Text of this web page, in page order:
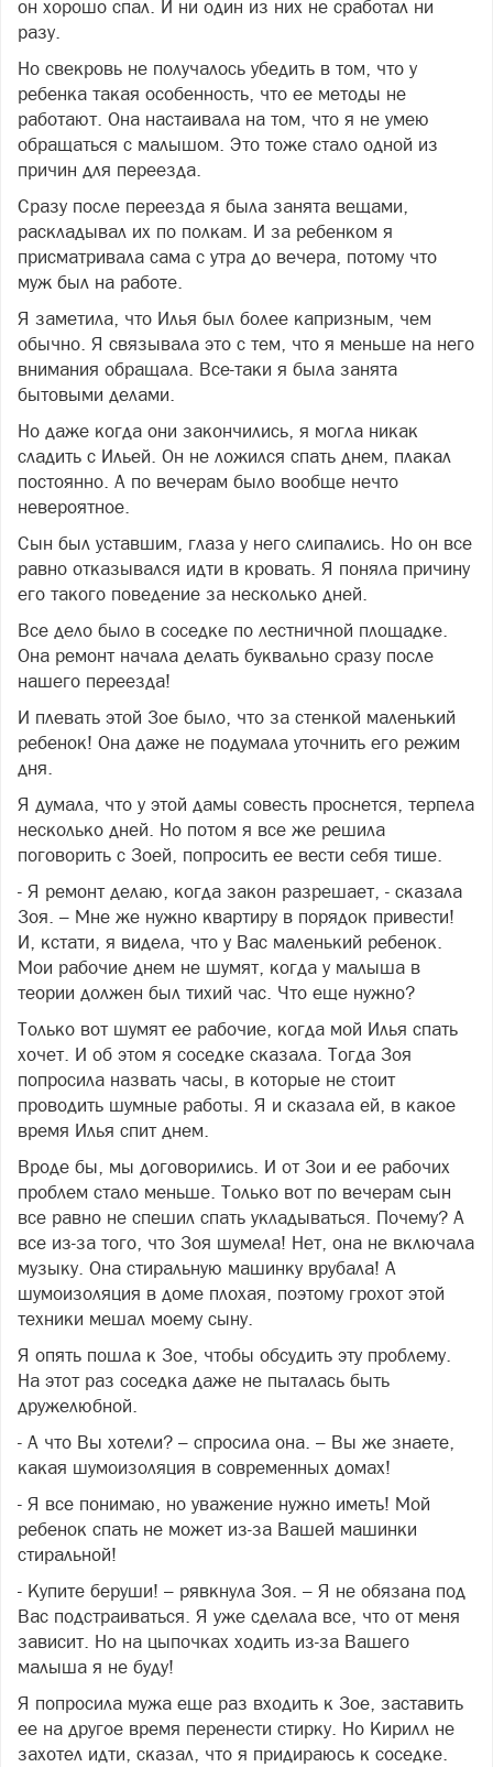
он хорошо спал. И ни один из них не сработал ни
разу.
Но свекровь не получалось убедить в том, что у
ребенка такая особенность, что ее методы не
работают. Она настаивала на том, что я не умею
обращаться с малышом. Это тоже стало одной из
причин для переезда.
Сразу после переезда я была занята вещами,
раскладывал их по полкам. И за ребенком я
присматривала сама с утра до вечера, потому что
муж был на работе.
Я заметила, что Илья был более капризным, чем
обычно. Я связывала это с тем, что я меньше на него
внимания обращала. Все-таки я была занята
бытовыми делами.
Но даже когда они закончились, я могла никак
сладить с Ильей. Он не ложился спать днем, плакал
постоянно. А по вечерам было вообще нечто
невероятное.
Сын был уставшим, глаза у него слипались. Но он все
равно отказывался идти в кровать. Я поняла причину
его такого поведение за несколько дней.
Все дело было в соседке по лестничной площадке.
Она ремонт начала делать буквально сразу после
нашего переезда!
И плевать этой Зое было, что за стенкой маленький
ребенок! Она даже не подумала уточнить его режим
дня.
Я думала, что у этой дамы совесть проснется, терпела
несколько дней. Но потом я все же решила
поговорить с Зоей, попросить ее вести себя тише.
- Я ремонт делаю, когда закон разрешает, - сказала
Зоя. – Мне же нужно квартиру в порядок привести!
И, кстати, я видела, что у Вас маленький ребенок.
Мои рабочие днем не шумят, когда у малыша в
теории должен был тихий час. Что еще нужно?
Только вот шумят ее рабочие, когда мой Илья спать
хочет. И об этом я соседке сказала. Тогда Зоя
попросила назвать часы, в которые не стоит
проводить шумные работы. Я и сказала ей, в какое
время Илья спит днем.
Вроде бы, мы договорились. И от Зои и ее рабочих
проблем стало меньше. Только вот по вечерам сын
все равно не спешил спать укладываться. Почему? А
все из-за того, что Зоя шумела! Нет, она не включала
музыку. Она стиральную машинку врубала! А
шумоизоляция в доме плохая, поэтому грохот этой
техники мешал моему сыну.
Я опять пошла к Зое, чтобы обсудить эту проблему.
На этот раз соседка даже не пыталась быть
дружелюбной.
- А что Вы хотели? – спросила она. – Вы же знаете,
какая шумоизоляция в современных домах!
- Я все понимаю, но уважение нужно иметь! Мой
ребенок спать не может из-за Вашей машинки
стиральной!
- Купите беруши! – рявкнула Зоя. – Я не обязана под
Вас подстраиваться. Я уже сделала все, что от меня
зависит. Но на цыпочках ходить из-за Вашего
малыша я не буду!
Я попросила мужа еще раз входить к Зое, заставить
ее на другое время перенести стирку. Но Кирилл не
захотел идти, сказал, что я придираюсь к соседке.